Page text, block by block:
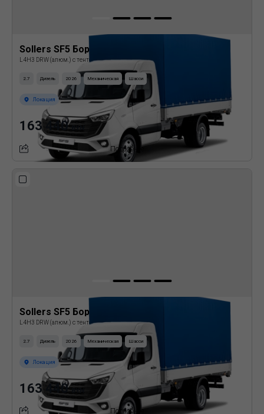
Sollers SF5 Бортовая платформа с тентом
L4H3 DRW (алюм.) с тентом
2.7 Дизель 2026 Механическая Шасси
Локация
163 440 BYN
Подробнее
Sollers SF5 Бортовая платформа с тентом
L4H3 DRW (алюм.) с тентом
2.7 Дизель 2026 Механическая Шасси
Локация
163 440 BYN
Подробнее